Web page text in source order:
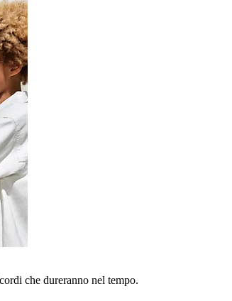
che dureranno nel tempo.